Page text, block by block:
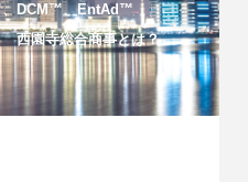
、DCM™️、EntAd™️
西園寺総合商事とは？